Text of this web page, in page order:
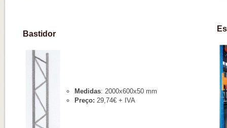
Bastidor
Medidas: 2000x600x50 mm
Preço: 29,74€ + IVA